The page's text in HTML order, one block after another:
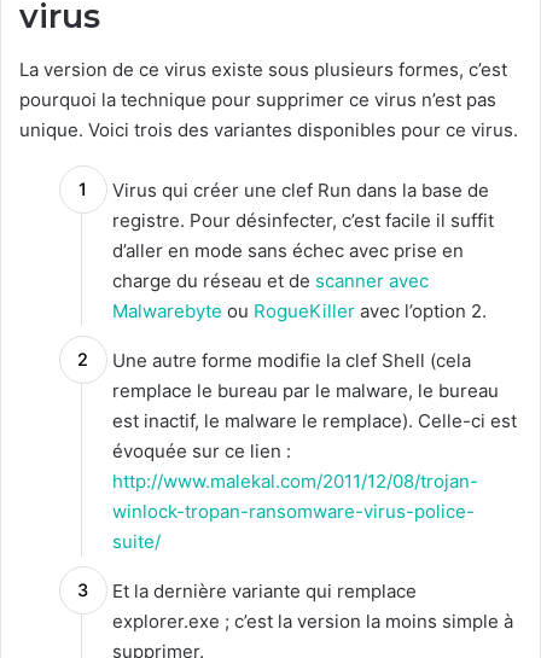
virus
La version de ce virus existe sous plusieurs formes, c’est
pourquoi la technique pour supprimer ce virus n’est pas
unique. Voici trois des variantes disponibles pour ce virus.
Virus qui créer une clef Run dans la base de
registre. Pour désinfecter, c’est facile il suffit
d’aller en mode sans échec avec prise en
charge du réseau et de scanner avec
Malwarebyte ou RogueKiller avec l’option 2.
Une autre forme modifie la clef Shell (cela
remplace le bureau par le malware, le bureau
est inactif, le malware le remplace). Celle-ci est
évoquée sur ce lien :
http://www.malekal.com/2011/12/08/trojan-
winlock-tropan-ransomware-virus-police-
suite/
Et la dernière variante qui remplace
explorer.exe ; c’est la version la moins simple à
supprimer.